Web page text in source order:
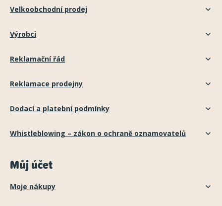
Velkoobchodní prodej
Výrobci
Reklamační řád
Reklamace prodejny
Dodací a platební podmínky
Whistleblowing – zákon o ochraně oznamovatelů
Můj účet
Moje nákupy